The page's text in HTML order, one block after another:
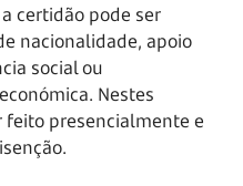
certidão pode ser
nacionalidade, apoio
social ou
Nestes
feito presencialmente e